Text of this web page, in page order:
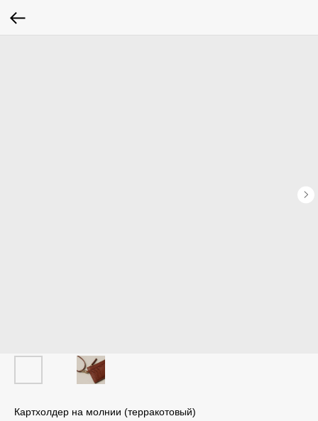
Картхолдер на молнии (терракотовый)